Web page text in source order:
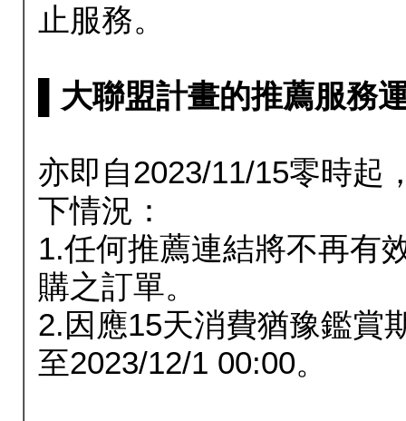
止服務。
▌大聯盟計畫的推薦服務
亦即自2023/11/15零時起
下情況：
1.任何推薦連結將不再有
購之訂單。
2.因應15天消費猶豫鑑賞
至2023/12/1 00:00。